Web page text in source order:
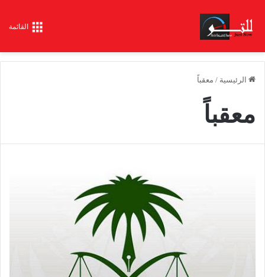
القائمة
الرئيسية / معقباً
معقباً